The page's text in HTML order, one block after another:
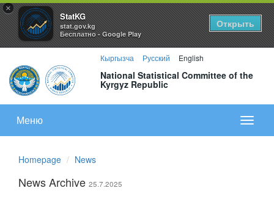
×
StatKG
stat.gov.kg
Бесплатно - Google Play
Открыть
Кыргызча Русский English
National Statistical Committee of the
Kyrgyz Republic
меню
Меню
Homepage News
News Archive 25.7.2025